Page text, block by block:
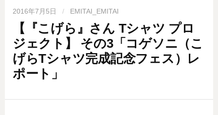
2016年7月5日 / EMITAI_EMITAI
【『こげら』さん Tシャツ プロ
ジェクト】 その3「コゲソニ（こ
げらTシャツ完成記念フェス）レ
ポート」